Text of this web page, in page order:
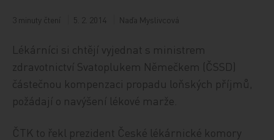
3 minuty čtení 5. 2. 2014 Naďa Myslivcová
Lékárníci si chtějí vyjednat s ministrem
zdravotnictví Svatoplukem Němečkem (ČSSD)
částečnou kompenzaci propadu loňských příjmů,
požádají o navýšení lékové marže.
ČTK to řekl prezident České lékárnické komory